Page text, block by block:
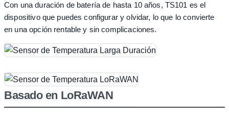
Con una duración de batería de hasta 10 años, TS101 es el
dispositivo que puedes configurar y olvidar, lo que lo convierte
en una opción rentable y sin complicaciones.
Basado en LoRaWAN